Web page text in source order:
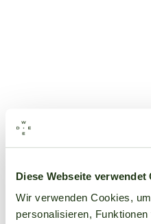
Diese Webseite verwendet
Wir verwenden Cookies,
personalisieren,